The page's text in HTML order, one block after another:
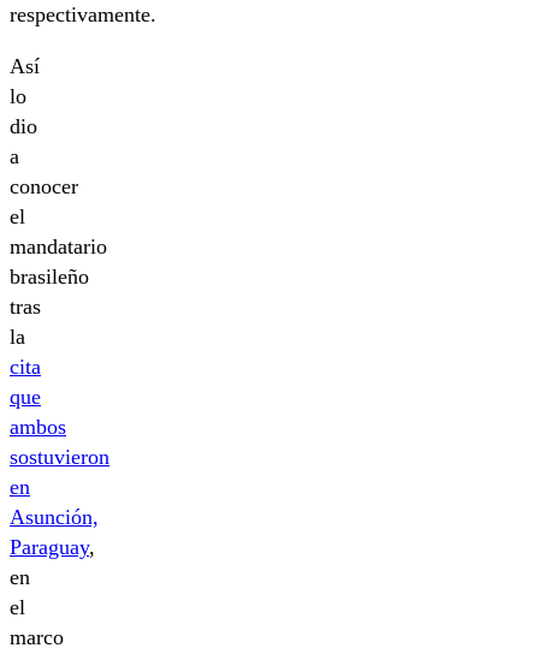
respectivamente.
Así
lo
dio
a
conocer
el
mandatario
brasileño
tras
la
cita
que
ambos
sostuvieron
en
Asunción,
Paraguay,
en
el
marco